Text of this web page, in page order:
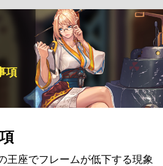
項
王座でフレームが低下する現象